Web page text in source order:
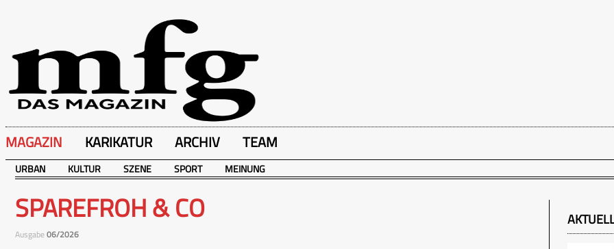
MAGAZIN KARIKATUR ARCHIV TEAM
URBAN KULTUR SZENE SPORT MEINUNG
SPAREFROH & CO
Ausgabe06/2026